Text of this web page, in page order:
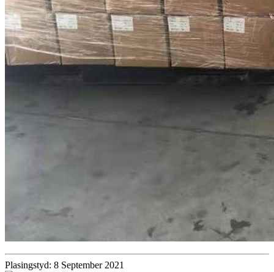
Plasingstyd: 8 September 2021